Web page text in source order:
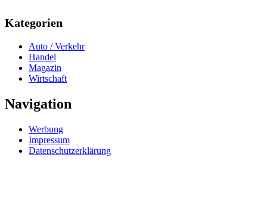
Kategorien
Auto / Verkehr
Handel
Magazin
Wirtschaft
Navigation
Werbung
Impressum
Datenschutzerklärung